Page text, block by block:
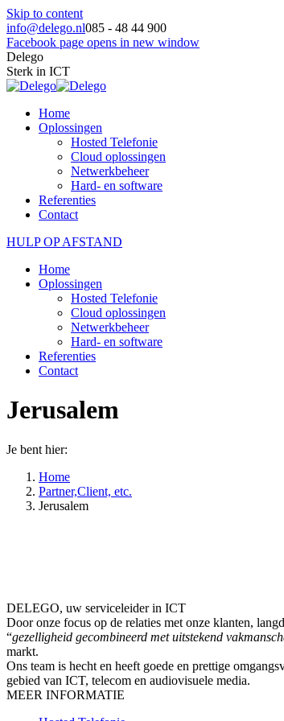
Skip to content
info@delego.nl085 - 48 44 900
Facebook page opens in new window
Delego
Sterk in ICT
Home
Oplossingen
Hosted Telefonie
Cloud oplossingen
Netwerkbeheer
Hard- en software
Referenties
Contact
HULP OP AFSTAND
Home
Oplossingen
Hosted Telefonie
Cloud oplossingen
Netwerkbeheer
Hard- en software
Referenties
Contact
Jerusalem
Je bent hier:
Home
Partner,Client, etc.
Jerusalem
DELEGO, uw serviceleider in ICT
Door onze focus op de relaties met onze klanten,
“gezelligheid gecombineerd met uitstekend
markt.
Ons team is hecht en heeft goede en prettige
gebied van ICT, telecom en audiovisuele media.
MEER INFORMATIE